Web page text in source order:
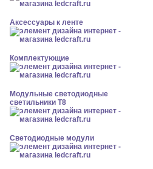
Аксессуары к ленте
Комплектующие
Модульные светодиодные
светильники Т8
Светодиодные модули